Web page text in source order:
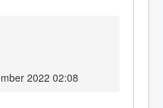
2022 02:08